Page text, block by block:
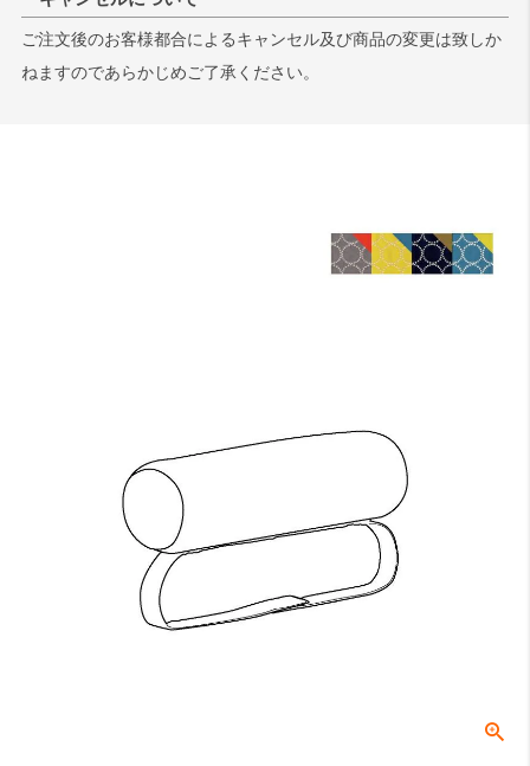
ご注文後のお客様都合によるキャンセル及び商品の変更は致しか
ねますのであらかじめご了承ください。